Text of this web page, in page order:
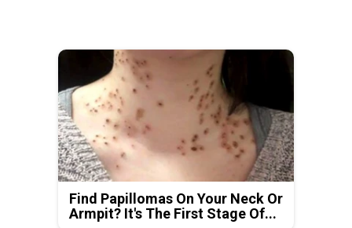
Find Papillomas On Your Neck Or
Armpit? It's The First Stage Of...